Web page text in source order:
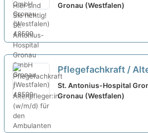
Gronau (Westfalen)
Pflegefachkraft /
(w/m/d) für den
Pflegedienst in
St. Antonius-Hospital
Gronau (Westfalen)